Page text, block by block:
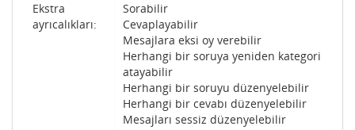
Ekstra
ayrıcalıkları:
Sorabilir
Cevaplayabilir
Mesajlara eksi oy verebilir
Herhangi bir soruya yeniden kategori
atayabilir
Herhangi bir soruyu düzenyelebilir
Herhangi bir cevabı düzenyelebilir
Mesajları sessiz düzenyelebilir